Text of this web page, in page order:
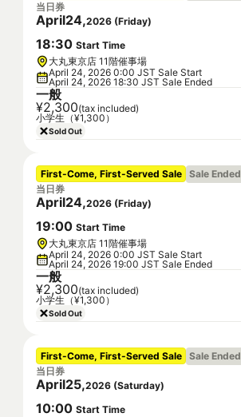
当日券
April24,2026 (Friday)
18:30 Start Time
大丸東京店 11階催事場
April 24, 2026 0:00 JST Sale Start
April 24, 2026 18:30 JST Sale Ended
一般
¥2,300(tax included)
小学生（¥1,300）
Sold Out
First-Come, First-Served Sale Sale Ended
当日券
April24,2026 (Friday)
19:00 Start Time
大丸東京店 11階催事場
April 24, 2026 0:00 JST Sale Start
April 24, 2026 19:00 JST Sale Ended
一般
¥2,300(tax included)
小学生（¥1,300）
Sold Out
First-Come, First-Served Sale Sale Ended
当日券
April25,2026 (Saturday)
10:00 Start Time